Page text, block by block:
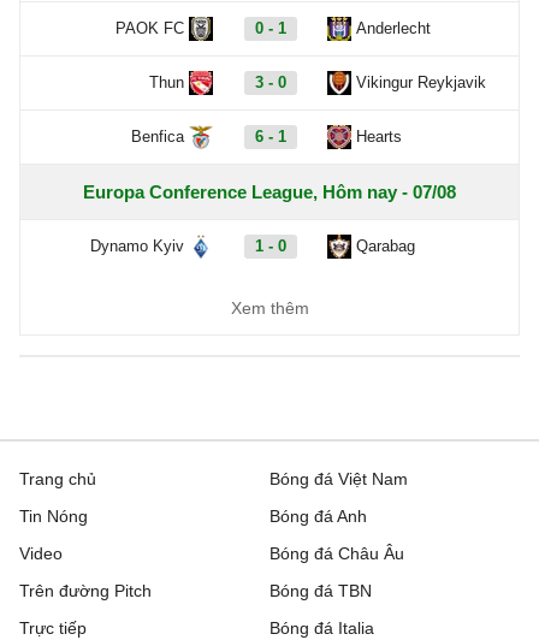
PAOK FC 0 - 1 Anderlecht
Thun 3 - 0 Vikingur Reykjavik
Benfica 6 - 1 Hearts
Europa Conference League, Hôm nay - 07/08
Dynamo Kyiv 1 - 0 Qarabag
1 - 3
1 - 0 Gyori ETO
Rakow Czestochowa 0 - 0 Hammarby IF
Xem thêm
Trang chủ
Tin Nóng
Video
Trên đường Pitch
Trực tiếp
Bóng đá Việt Nam
Bóng đá Anh
Bóng đá Châu Âu
Bóng đá TBN
Bóng đá Italia